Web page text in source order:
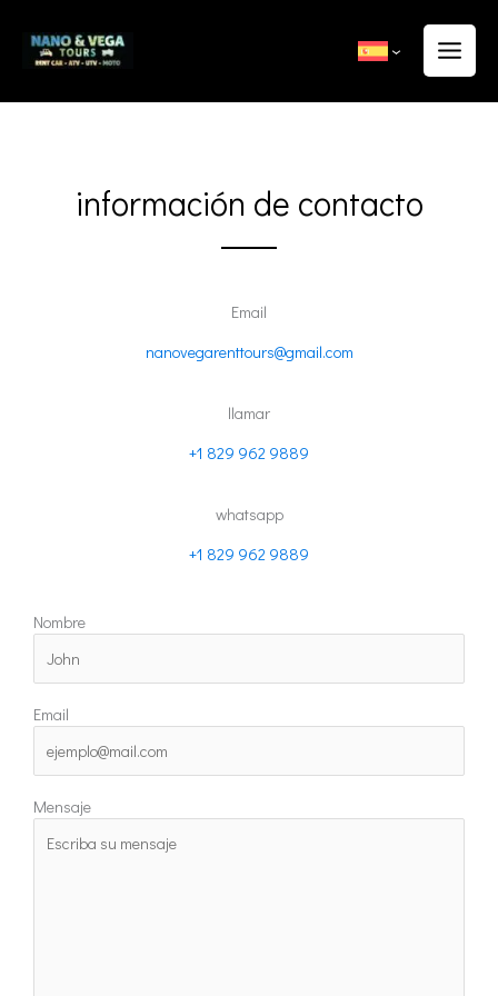
contenido
información de contacto
Email
nanovegarenttours@gmail.com
llamar
+1 829 962 9889
whatsapp
+1 829 962 9889
Nombre
Email
Mensaje